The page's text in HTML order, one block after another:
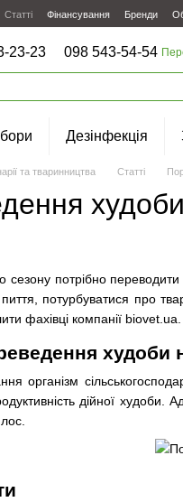
Статті Фінансування Бренди
23-23 098 543-54-54
Дезінфекція
та тваринництва Статті
потрібно
потурбуватися про
фахівці компанії biovet.ua.
худоби
організм
дійної худоби.